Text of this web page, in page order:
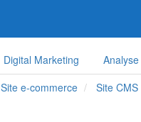
Digital Marketing
Site e-commerce Site